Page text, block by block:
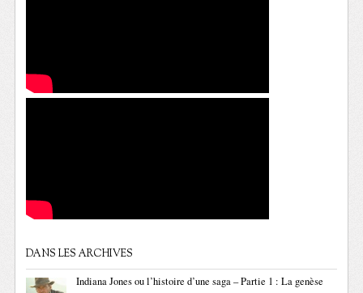
DANS LES ARCHIVES
Indiana Jones ou l’histoire d’une saga – Partie 1 : La genèse